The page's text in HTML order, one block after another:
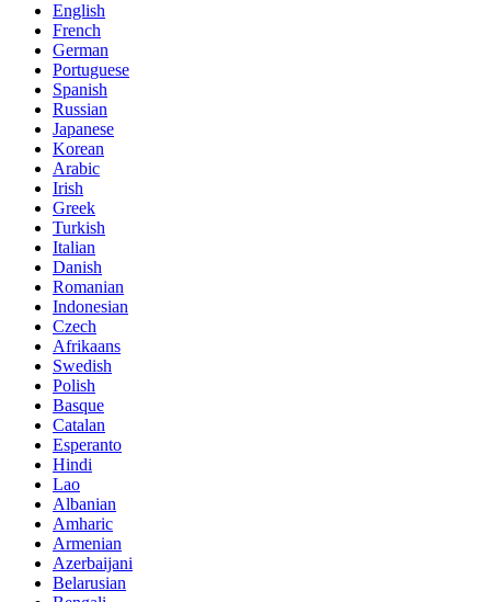
English
French
German
Portuguese
Spanish
Russian
Japanese
Korean
Arabic
Irish
Greek
Turkish
Italian
Danish
Romanian
Indonesian
Czech
Afrikaans
Swedish
Polish
Basque
Catalan
Esperanto
Hindi
Lao
Albanian
Amharic
Armenian
Azerbaijani
Belarusian